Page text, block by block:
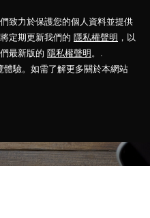
致力於保護您的個人資料並提供
定期更新我們的 隱私權聲明 ，以
最新版的 隱私權聲明 。.
驗。如需了解更多關於本網站
NEW